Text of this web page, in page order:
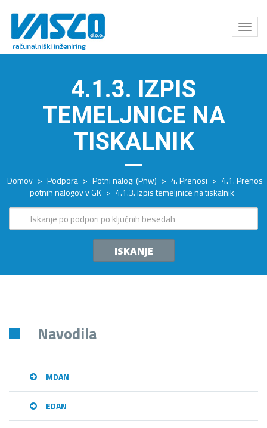
Odpri
meni
4.1.3. IZPIS
TEMELJNICE NA
TISKALNIK
Domov > Podpora > Potni nalogi (Pnw) > 4. Prenosi > 4.1. Prenos
potnih nalogov v GK > 4.1.3. Izpis temeljnice na tiskalnik
ISKANJE
Navodila
MDAN
EDAN